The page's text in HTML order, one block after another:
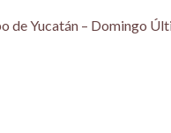
de Yucatán – Domingo